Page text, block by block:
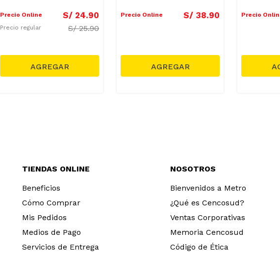
Precio Online S/ 24.90
Precio regular S/25.90
Precio Online S/ 38.90 Precio
TIENDAS ONLINE
Beneficios
Cómo Comprar
Mis Pedidos
Medios de Pago
Servicios de Entrega
NOSOTROS
Bienvenidos a Metro
¿Qué es Cencosud?
Ventas Corporativas
Memoria Cencosud
Código de Ética